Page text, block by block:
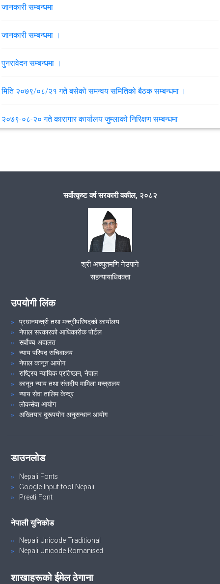
जानकारी सम्बन्धमा
जानकारी सम्बन्धमा ।
पुनरावेदन सम्बन्धमा ।
मिति २०७९/०८/२१ गते बसेको समन्वय समितिको बैठक सम्बन्धमा ।
२०७९-०८-२० गते कारागार कार्यालय जुम्लाको निरिक्षण सम्बन्धमा
सर्वोत्कृष्ट वर्ष सरकारी वकील, २०८२
श्री अच्युतमणि नेउपाने
सहन्यायाधिवक्ता
उपयोगी लिंक
प्रधानमन्त्री तथा मन्त्रीपरिषदको कार्यालय
नेपाल सरकारको आधिकारीक पोर्टल
सर्वोच्च अदालत
न्याय परिषद सचिवालय
नेपाल कानून आयोग
राष्ट्रिय न्यायिक प्रतिष्ठान, नेपाल
कानून न्याय तथा संसदीय मामिला मन्त्रालय
न्याय सेवा तालिम केन्द्र
लोकसेवा आयोग
अख्तियार दुरूपयोग अनुसन्धान आयोग
डाउनलोड
Nepali Fonts
Google Input tool Nepali
Preeti Font
नेपाली युनिकोड
Nepali Unicode Traditional
Nepali Unicode Romanised
शाखाहरूको ईमेल ठेगाना